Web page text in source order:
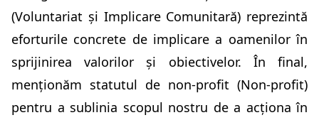
(Voluntariat și Implicare Comunitară) reprezintă
eforturile concrete de implicare a oamenilor în
sprijinirea valorilor și obiectivelor. În final,
menționăm statutul de non-profit (Non-profit)
pentru a sublinia scopul nostru de a acționa în